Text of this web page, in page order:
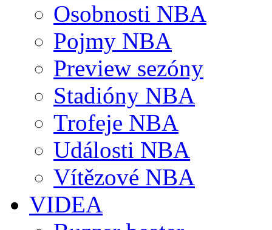
Osobnosti NBA
Pojmy NBA
Preview sezóny
Stadióny NBA
Trofeje NBA
Události NBA
Vítězové NBA
VIDEA